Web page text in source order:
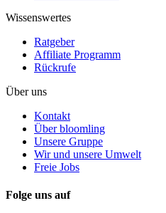
Wissenswertes
Ratgeber
Affiliate Programm
Rückrufe
Über uns
Kontakt
Über bloomling
Unsere Gruppe
Wir und unsere Umwelt
Freie Jobs
Folge uns auf